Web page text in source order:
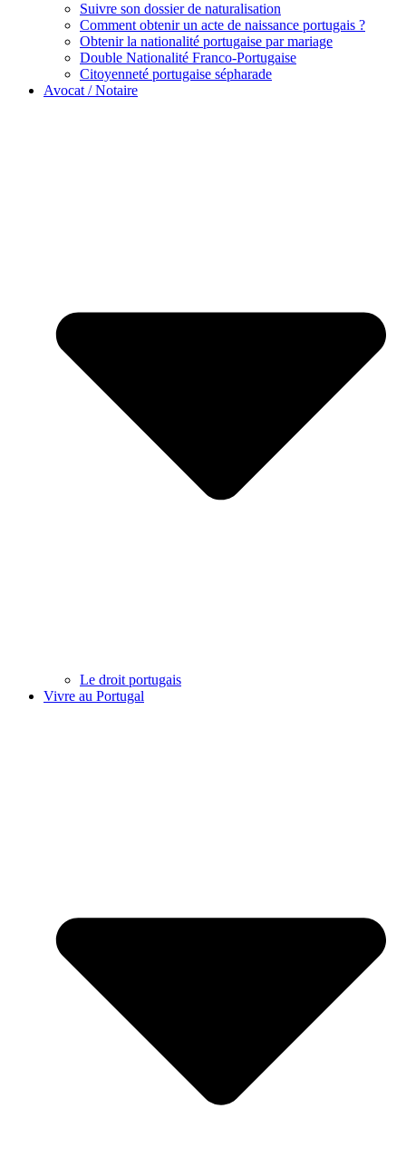
Suivre son dossier de naturalisation
Comment obtenir un acte de naissance portugais ?
Obtenir la nationalité portugaise par mariage
Double Nationalité Franco-Portugaise
Citoyenneté portugaise sépharade
Avocat / Notaire
Le droit portugais
Vivre au Portugal